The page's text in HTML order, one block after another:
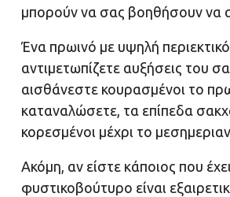
μπορούν να σας βοηθήσουν να
Ένα πρωινό με υψηλή
αντιμετωπίζετε αυξήσεις του
αισθάνεστε κουρασμένοι το
καταναλώσετε, τα επίπεδα
κορεσμένοι μέχρι το
Ακόμη, αν είστε κάποιος που
φυστικοβούτυρο είναι